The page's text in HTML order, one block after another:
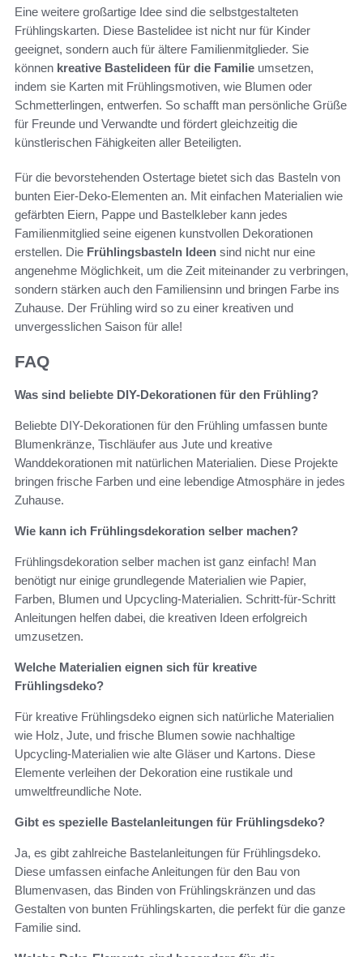
Eine weitere großartige Idee sind die selbstgestalteten
Frühlingskarten. Diese Bastelidee ist nicht nur für Kinder
geeignet, sondern auch für ältere Familienmitglieder. Sie
können kreative Bastelideen für die Familie umsetzen,
indem sie Karten mit Frühlingsmotiven, wie Blumen oder
Schmetterlingen, entwerfen. So schafft man persönliche Grüße
für Freunde und Verwandte und fördert gleichzeitig die
künstlerischen Fähigkeiten aller Beteiligten.
Für die bevorstehenden Ostertage bietet sich das Basteln von
bunten Eier-Deko-Elementen an. Mit einfachen Materialien wie
gefärbten Eiern, Pappe und Bastelkleber kann jedes
Familienmitglied seine eigenen kunstvollen Dekorationen
erstellen. Die Frühlingsbasteln Ideen sind nicht nur eine
angenehme Möglichkeit, um die Zeit miteinander zu verbringen,
sondern stärken auch den Familiensinn und bringen Farbe ins
Zuhause. Der Frühling wird so zu einer kreativen und
unvergesslichen Saison für alle!
FAQ
Was sind beliebte DIY-Dekorationen für den Frühling?
Beliebte DIY-Dekorationen für den Frühling umfassen bunte
Blumenkränze, Tischläufer aus Jute und kreative
Wanddekorationen mit natürlichen Materialien. Diese Projekte
bringen frische Farben und eine lebendige Atmosphäre in jedes
Zuhause.
Wie kann ich Frühlingsdekoration selber machen?
Frühlingsdekoration selber machen ist ganz einfach! Man
benötigt nur einige grundlegende Materialien wie Papier,
Farben, Blumen und Upcycling-Materialien. Schritt-für-Schritt
Anleitungen helfen dabei, die kreativen Ideen erfolgreich
umzusetzen.
Welche Materialien eignen sich für kreative
Frühlingsdeko?
Für kreative Frühlingsdeko eignen sich natürliche Materialien
wie Holz, Jute, und frische Blumen sowie nachhaltige
Upcycling-Materialien wie alte Gläser und Kartons. Diese
Elemente verleihen der Dekoration eine rustikale und
umweltfreundliche Note.
Gibt es spezielle Bastelanleitungen für Frühlingsdeko?
Ja, es gibt zahlreiche Bastelanleitungen für Frühlingsdeko.
Diese umfassen einfache Anleitungen für den Bau von
Blumenvasen, das Binden von Frühlingskränzen und das
Gestalten von bunten Frühlingskarten, die perfekt für die ganze
Familie sind.